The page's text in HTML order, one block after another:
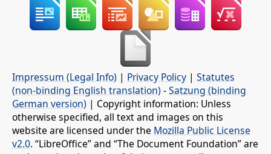
Impressum (Legal Info) | Privacy Policy | Statutes
(non-binding English translation) -Satzung (binding
German version) | Copyright information: Unless
otherwise specified, all text and images on this
website are licensed under the Mozilla Public License
v2.0. “LibreOffice” and “The Document Foundation” are